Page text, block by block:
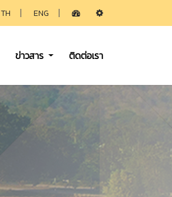
TH | ENG |
ข่าวสาร ติดต่อเรา